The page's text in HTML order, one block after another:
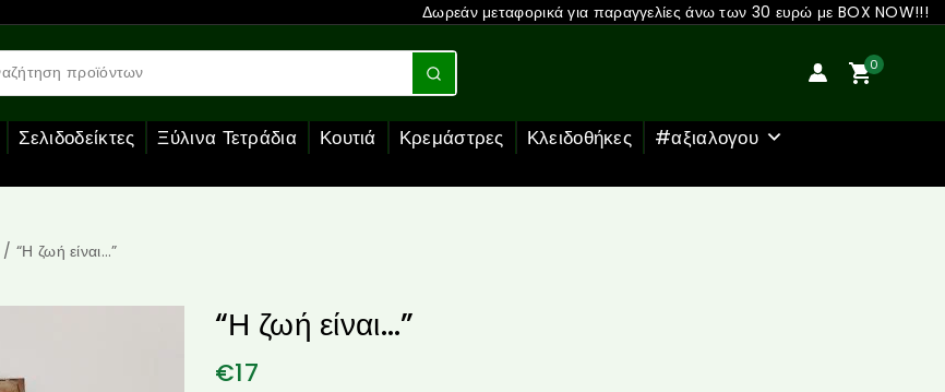
Δωρεάν μεταφορικά για παραγγελίες άνω των 30 ευρώ με BOX NOW!!!
0
Σελιδοδείκτες Ξύλινα Τετράδια Κουτιά Κρεμάστρες Κλειδοθήκες
#αξιαλογου
/ “Η ζωή είναι…”
“Η ζωή είναι…”
€17